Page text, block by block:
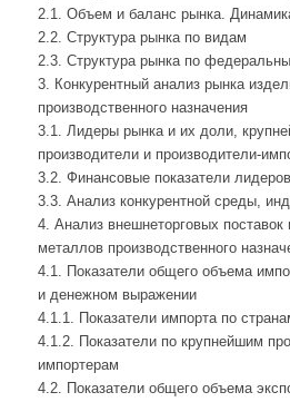
2.1. Объем и баланс рынка.
2.2. Структура рынка по видам
2.3. Структура рынка по
3. Конкурентный анализ рынка
производственного назначения
3.1. Лидеры рынка и их доли,
производители и производители-
3.2. Финансовые показатели
3.3. Анализ конкурентной среды,
4. Анализ внешнеторговых поставок
металлов производственного
4.1. Показатели общего объема
и денежном выражении
4.1.1. Показатели импорта по
4.1.2. Показатели по крупнейшим
импортерам
4.2. Показатели общего объема